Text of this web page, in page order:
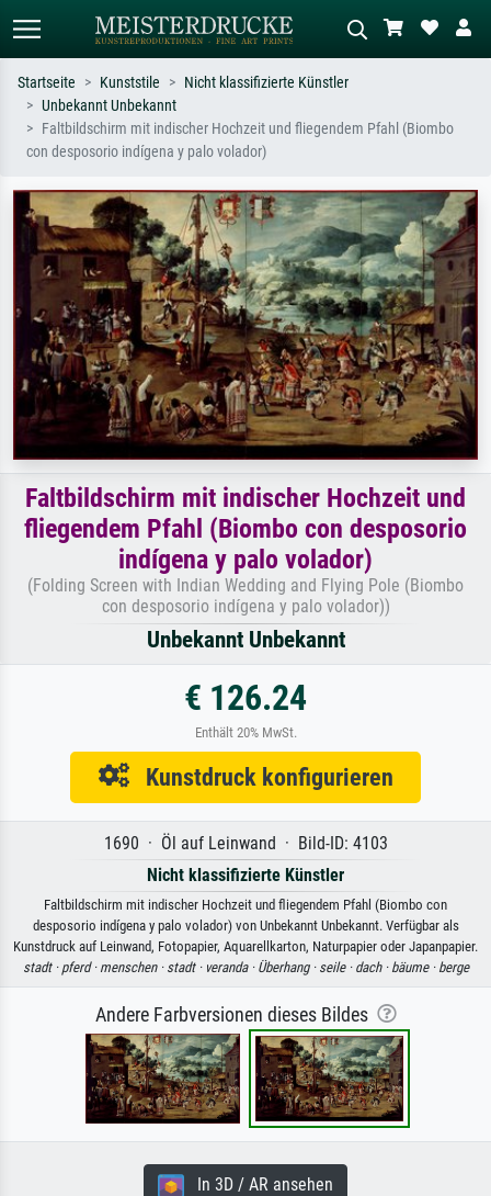
Standardsuche KI-Bildersuche
Suchen Sie nach Künstlern, Werktiteln
Sternennacht, Impressionismus, Welle
Hokusai, Akt.
Beschreiben Sie die Szene – z.B. Grüne
Ölgemälde, Stehender Akt neben einem
Baum.
Startseite Kunststile
Nicht klassifizierte Künstler
Unbekannt Unbekannt
Faltbildschirm mit indischer Hochzeit und fliegendem Pfahl (Biombo
con desposorio indígena y palo volador)
Faltbildschirm mit indischer Hochzeit und
fliegendem Pfahl (Biombo con desposorio
indígena y palo volador)
(Folding Screen with Indian Wedding and Flying Pole (Biombo
con desposorio indígena y palo volador))
Unbekannt Unbekannt
€ 126.24
Enthält 20% MwSt.
Kunstdruck konfigurieren
1690 · Öl auf Leinwand · Bild-ID: 4103
Nicht klassifizierte Künstler
Faltbildschirm mit indischer Hochzeit und fliegendem Pfahl (Biombo con
desposorio indígena y palo volador) von Unbekannt Unbekannt. Verfügbar als
Kunstdruck auf Leinwand, Fotopapier, Aquarellkarton, Naturpapier oder Japanpapier.
stadt · pferd · menschen · stadt · veranda · Überhang · seile · dach · bäume · berge
Andere Farbversionen dieses Bildes
In 3D / AR ansehen